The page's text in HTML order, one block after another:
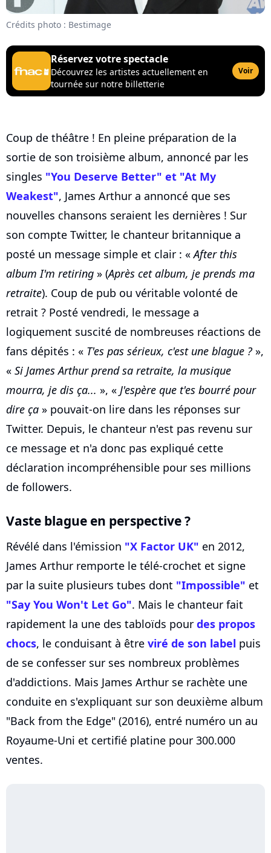
Crédits photo : Bestimage
Réservez votre spectacle
Découvrez les artistes actuellement en
tournée sur notre billetterie
Voir
Coup de théâtre ! En pleine préparation de la
sortie de son troisième album, annoncé par les
singles "You Deserve Better" et "At My
Weakest", James Arthur a annoncé que ses
nouvelles chansons seraient les dernières ! Sur
son compte Twitter, le chanteur britannique a
posté un message simple et clair : «After this
album I'm retiring » (Après cet album, je prends ma
retraite). Coup de pub ou véritable volonté de
retrait ? Posté vendredi, le message a
logiquement suscité de nombreuses réactions de
fans dépités : « T'es pas sérieux, c'est une blague ?»,
« Si James Arthur prend sa retraite, la musique
mourra, je dis ça... », « J'espère que t'es bourré pour
dire ça » pouvait-on lire dans les réponses sur
Twitter. Depuis, le chanteur n'est pas revenu sur
ce message et n'a donc pas expliqué cette
déclaration incompréhensible pour ses millions
de followers.
Vaste blague en perspective ?
Révélé dans l'émission "X Factor UK" en 2012,
James Arthur remporte le télé-crochet et signe
par la suite plusieurs tubes dont "Impossible" et
"Say You Won't Let Go". Mais le chanteur fait
rapidement la une des tabloïds pour des propos
chocs, le conduisant à être viré de son label puis
de se confesser sur ses nombreux problèmes
d'addictions. Mais James Arthur se rachète une
conduite en s'expliquant sur son deuxième album
"Back from the Edge" (2016), entré numéro un au
Royaume-Uni et certifié platine pour 300.000
ventes.